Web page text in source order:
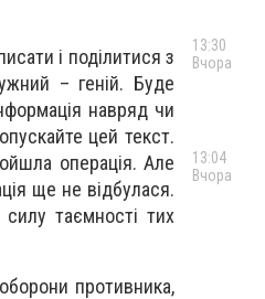
і поділитися з
– геній. Буде
навряд чи
цей текст.
операція. Але
ще не відбулася.
таємності тих
противника,
13:30
Вчора
13:04
Вчора